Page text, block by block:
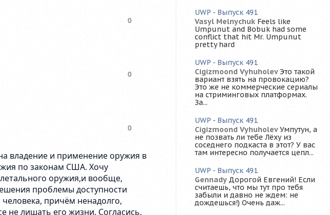
UWP - Выпуск 491
Vasyl Melnychuk Feels like
Umpunut and Bobuk had some
conflict that hit Mr. Umpunut
pretty hard
UWP - Выпуск 491
Cigizmoond Vyhuholev Это такой
вариант взять на провокацию?
Это же не коммерческие сериалы
на стриминговых платформах.
За...
UWP - Выпуск 491
Cigizmoond Vyhuholev Умпутун, а
не позвать ли тебе Лёху из
соседнего подкаста в этот? У вас
там интересно получается цепл...
UWP - Выпуск 491
Gennady Дорогой Евгений! Если
считаешь, что мы тут про тебя
забыли и давно не ждем: не
дождешься!) Очень даж...